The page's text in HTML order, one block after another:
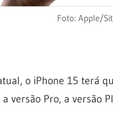
Foto: Apple/
o iPhone 15 terá
versão Pro, a versão